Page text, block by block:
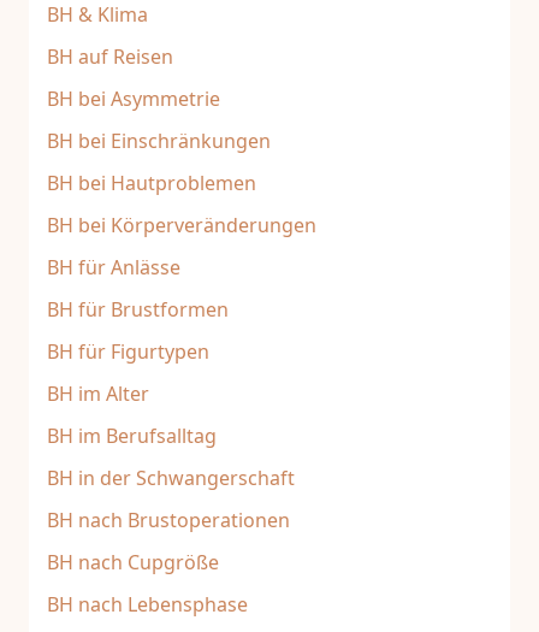
BH & Klima
BH auf Reisen
BH bei Asymmetrie
BH bei Einschränkungen
BH bei Hautproblemen
BH bei Körperveränderungen
BH für Anlässe
BH für Brustformen
BH für Figurtypen
BH im Alter
BH im Berufsalltag
BH in der Schwangerschaft
BH nach Brustoperationen
BH nach Cupgröße
BH nach Lebensphase